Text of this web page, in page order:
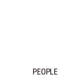
PEOPLE